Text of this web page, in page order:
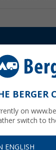
de garage
BERGER
on
switch to
ENGLISH